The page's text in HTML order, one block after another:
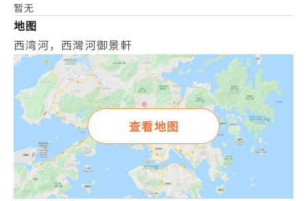
暂无
地图
西湾河，西灣河御景軒
查看地图